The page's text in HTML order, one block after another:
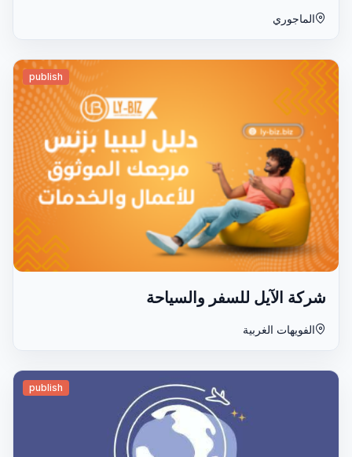
الماجوري
publish
شركة الآيل للسفر والسياحة
الفويهات الغربية
publish